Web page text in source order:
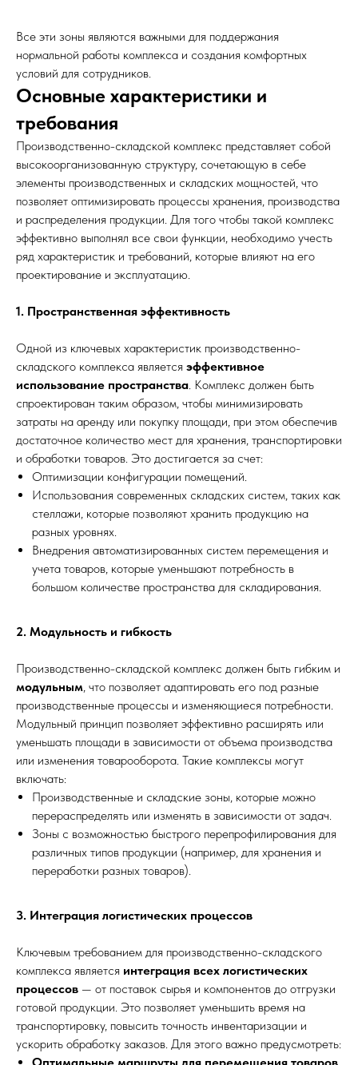
Все эти зоны являются важными для поддержания
нормальной работы комплекса и создания комфортных
условий для сотрудников.
Основные характеристики и
требования
Производственно-складской комплекс представляет собой
высокоорганизованную структуру, сочетающую в себе
элементы производственных и складских мощностей, что
позволяет оптимизировать процессы хранения, производства
и распределения продукции. Для того чтобы такой комплекс
эффективно выполнял все свои функции, необходимо учесть
ряд характеристик и требований, которые влияют на его
проектирование и эксплуатацию.
1. Пространственная эффективность
Одной из ключевых характеристик производственно-
складского комплекса является эффективное
использование пространства. Комплекс должен быть
спроектирован таким образом, чтобы минимизировать
затраты на аренду или покупку площади, при этом обеспечив
достаточное количество мест для хранения, транспортировки
и обработки товаров. Это достигается за счет:
Оптимизации конфигурации помещений.
Использования современных складских систем, таких как
стеллажи, которые позволяют хранить продукцию на
разных уровнях.
Внедрения автоматизированных систем перемещения и
учета товаров, которые уменьшают потребность в
большом количестве пространства для складирования.
2. Модульность и гибкость
Производственно-складской комплекс должен быть гибким и
модульным, что позволяет адаптировать его под разные
производственные процессы и изменяющиеся потребности.
Модульный принцип позволяет эффективно расширять или
уменьшать площади в зависимости от объема производства
или изменения товарооборота. Такие комплексы могут
включать:
Производственные и складские зоны, которые можно
перераспределять или изменять в зависимости от задач.
Зоны с возможностью быстрого перепрофилирования для
различных типов продукции (например, для хранения и
переработки разных товаров).
3. Интеграция логистических процессов
Ключевым требованием для производственно-складского
комплекса является интеграция всех логистических
процессов — от поставок сырья и компонентов до отгрузки
готовой продукции. Это позволяет уменьшить время на
транспортировку, повысить точность инвентаризации и
ускорить обработку заказов. Для этого важно предусмотреть: